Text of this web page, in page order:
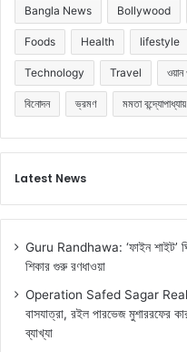
Bangla News Bollywood
Foods Health lifestyle
Technology Travel ওয়ান
বিনোদন ভ্রমণ মমতা বন্দ্যোপাধ্যায়
Latest News
Guru Randhawa: ‘ফাইন শাইট’
শিকার গুরু রণধাওয়া
Operation Safed Sagar Real
বাসযাত্রা, রইল পারভেজ মুশাররফের
ব্যাখ্যা